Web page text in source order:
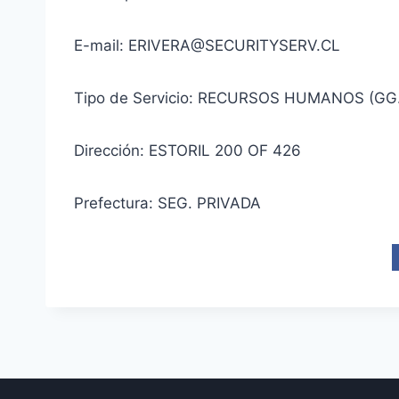
E-mail: ERIVERA@SECURITYSERV.CL
Tipo de Servicio: RECURSOS HUMANOS
Dirección: ESTORIL 200 OF 426
Prefectura: SEG. PRIVADA